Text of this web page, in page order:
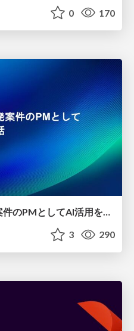
0 170
ウォーターフォール開発案件のPMとしてAI活用を模索している話
3 290